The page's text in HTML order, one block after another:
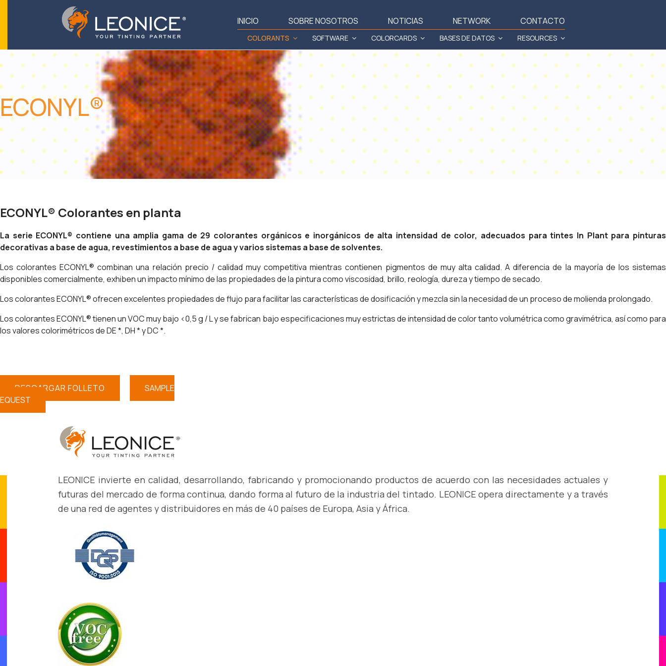
INICIO SOBRE NOSOTROS NOTICIAS NETWORK CONTACTO
COLORANTS SOFTWARE COLORCARDS BASES DE DATOS RESOURCES
ECONYL®
ECONYL® Colorantes en planta
La serie ECONYL® contiene una amplia gama de 29 colorantes orgánicos e inorgánicos de alta intensidad de color, adecuados para tintes In Plant para pinturas
decorativas a base de agua, revestimientos a base de agua y varios sistemas a base de solventes.
Los colorantes ECONYL® combinan una relación precio / calidad muy competitiva mientras contienen pigmentos de muy alta calidad. A diferencia de la mayoría de los sistemas
disponibles comercialmente, exhiben un impacto mínimo de las propiedades de la pintura como viscosidad, brillo, reología, dureza y tiempo de secado.
Los colorantes ECONYL® ofrecen excelentes propiedades de flujo para facilitar las características de dosificación y mezcla sin la necesidad de un proceso de molienda prolongado.
Los colorantes ECONYL® tienen un VOC muy bajo <0,5 g / L y se fabrican bajo especificaciones muy estrictas de intensidad de color tanto volumétrica como gravimétrica, así como para
los valores colorimétricos de DE *, DH * y DC *.
DESCARGAR FOLLETO
SAMPLE
LEONICE invierte en calidad, desarrollando, fabricando y promocionando productos de acuerdo con las necesidades actuales y
futuras del mercado de forma continua, dando forma al futuro de la industria del tintado. LEONICE opera directamente y a través
de una red de agentes y distribuidores en más de 40 países de Europa, Asia y África.